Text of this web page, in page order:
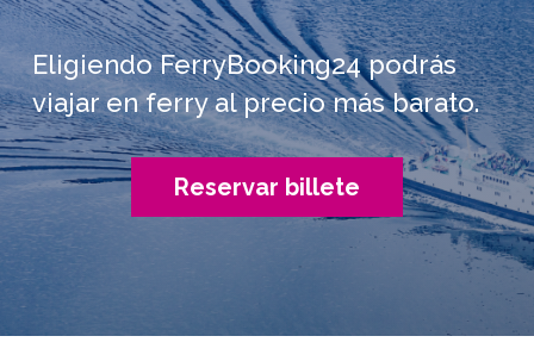
Eligiendo FerryBooking24 podrás
viajar en ferry al precio más barato.
Reservar billete